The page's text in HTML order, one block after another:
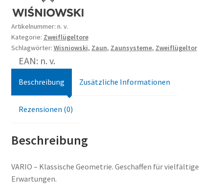
Artikelnummer: n. v.
Kategorie: Zweiflügeltore
Schlagwörter: Wisniowski, Zaun, Zaunsysteme, Zweiflügeltor
EAN: n. v.
Beschreibung Zusätzliche Informationen
Rezensionen (0)
Beschreibung
VARIO – Klassische Geometrie. Geschaffen für vielfältige
Erwartungen.